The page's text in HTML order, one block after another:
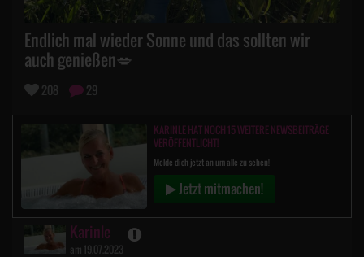
Endlich mal wieder Sonne und das sollten wir
auch genießen💋
208 29
KARINLE HAT NOCH 15 WEITERE NEWSBEITRÄGE
VERÖFFENTLICHT!
Melde dich jetzt an um alle zu sehen!
Jetzt mitmachen!
Karinle
am 19.07.2023